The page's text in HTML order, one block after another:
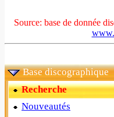
Source: base de donnée
Base discographique
Recherche
Nouveautés